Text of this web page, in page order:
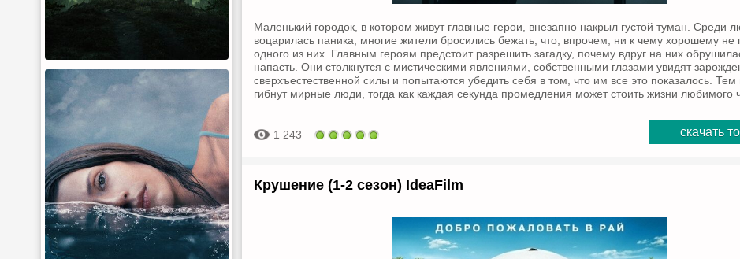
Маленький городок, в котором живут главные герои, внезапно накрыл густой туман. Среди
воцарилась паника, многие жители бросились бежать, что, впрочем, ни к чему хорошему не
одного из них. Главным героям предстоит разрешить загадку, почему вдруг на них
напасть. Они столкнутся с мистическими явлениями, собственными глазами увидят
сверхъестественной силы и попытаются убедить себя в том, что им все это показалось.
гибнут мирные люди, тогда как каждая секунда промедления может стоить жизни любимого
1 243 скачать
Крушение (1-2 сезон) IdeaFilm